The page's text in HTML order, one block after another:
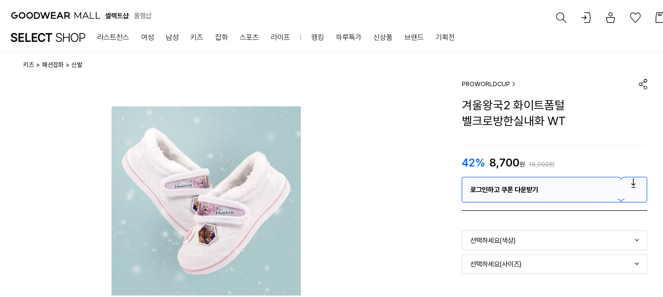
셀렉트샵 폴햄샵
라스트찬스 여성 남성 키즈 잡화 스포츠 라이프 랭킹 하루특가 신상품 브랜드 기획전
키즈 패션잡화 신발
PROWORLDCUP
겨울왕국2 화이트폼털
벨크로방한실내화 WT
42% 8,700원 15,000원
로그인하고 쿠폰 다운받기
선택하세요(색상)
선택하세요(사이즈)